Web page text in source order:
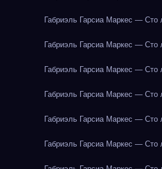
Габриэль Гарсиа Маркес — Сто
Габриэль Гарсиа Маркес — Сто
Габриэль Гарсиа Маркес — Сто
Габриэль Гарсиа Маркес — Сто
Габриэль Гарсиа Маркес — Сто
Габриэль Гарсиа Маркес — Сто